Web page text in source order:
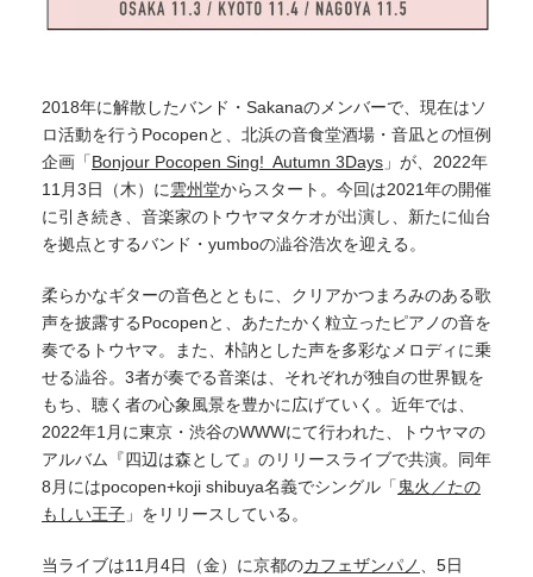
2018年に解散したバンド・Sakanaのメンバーで、現在はソ
ロ活動を行うPocopenと、北浜の音食堂酒場・音凪との恒例
企画「Bonjour Pocopen Sing! Autumn 3Days 」が、2022年
11月3日（木）に雲州堂からスタート。今回は2021年の開催
に引き続き、音楽家のトウヤマタケオが出演し、新たに仙台
を拠点とするバンド・yumboの澁谷浩次を迎える。
柔らかなギターの音色とともに、クリアかつまろみのある歌
声を披露するPocopenと、あたたかく粒立ったピアノの音を
奏でるトウヤマ。また、朴訥とした声を多彩なメロディに乗
せる澁谷。3者が奏でる音楽は、それぞれが独自の世界観を
もち、聴く者の心象風景を豊かに広げていく。近年では、
2022年1月に東京・渋谷のWWWにて行われた、トウヤマの
アルバム『四辺は森として』のリリースライブで共演。同年
8月にはpocopen+koji shibuya名義でシングル「 鬼火／たの
もしい王子 」をリリースしている。
当ライブは11月4日（金）に京都のカフェザンパノ
、5日